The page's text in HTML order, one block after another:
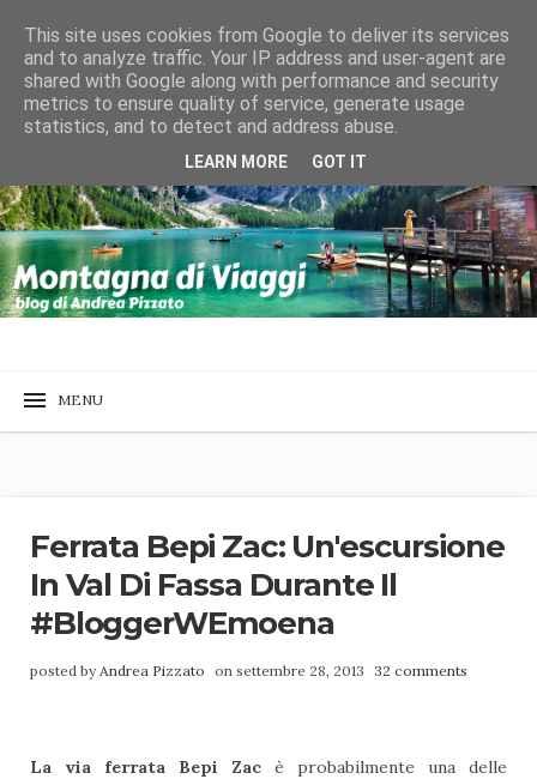
Ferrata Bepi Zac: Un'escursione
In Val Di Fassa Durante Il
#bloggerWEmoena
posted by Andrea Pizzato on settembre 28, 2013 32 comments
La via ferrata Bepi Zac è probabilmente una delle
This site uses cookies from Google to deliver its services
and to analyze traffic. Your IP address and user-agent are
shared with Google along with performance and security
metrics to ensure quality of service, generate usage
statistics, and to detect and address abuse.
LEARN MORE GOT IT